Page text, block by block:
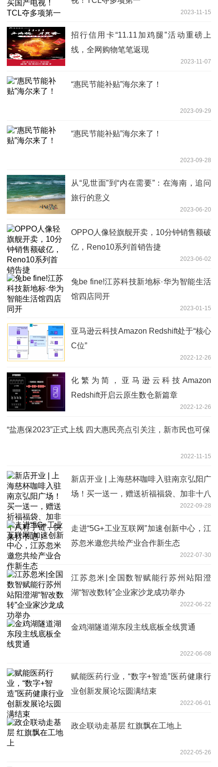
2023-11-15
招行信用卡“11.11加鸡腿”活动重磅上
线，全网购物笔笔返现
2023-11-07
“惠民节能补贴”海尔来了！
2023-09-29
“惠民节能补贴”海尔来了！
2023-09-28
从“见世面”到“内在需要”：在海南，追问
旅行的意义
2023-06-20
OPPO人像轻旗舰开卖，10分钟销售额破
亿，Reno10系列首销告捷
2023-06-02
兔be fine!江苏科技新地标·华为智能生活
馆四店同开
2023-01-15
亚马逊云科技Amazon Redshift处于“核心
C位”
2022-12-26
化繁为简，亚马逊云科技Amazon
Redshift开启云原生数仓新篇章
2022-12-26
“盐惠保2023”正式上线 四大惠民亮点引关注，新市民也可保
2022-11-15
新店开业 | 上海慈杯咖啡入驻南京弘阳广
场！买一送一，赠送祈福福袋、加非十八
2022-09-28
走进“5G+工业互联网”加速创新中心，江
苏忽米邀您共绘产业合作新生态
2022-07-30
江苏忽米|全国数智赋能行苏州站阳澄
湖“智改数转”企业家沙龙成功举办
2022-06-22
金鸡湖隧道湖东段主线底板全线贯通
2022-06-08
赋能医药行业，“数字+智造”医药健康行
业创新发展论坛圆满结束
2022-06-01
政企联动走基层 红旗飘在工地上
2022-05-26